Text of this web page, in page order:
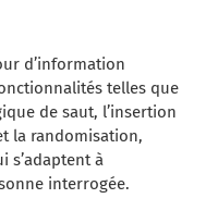
d’information
telles que
de saut, l’insertion
la randomisation,
s’adaptent à
interrogée.